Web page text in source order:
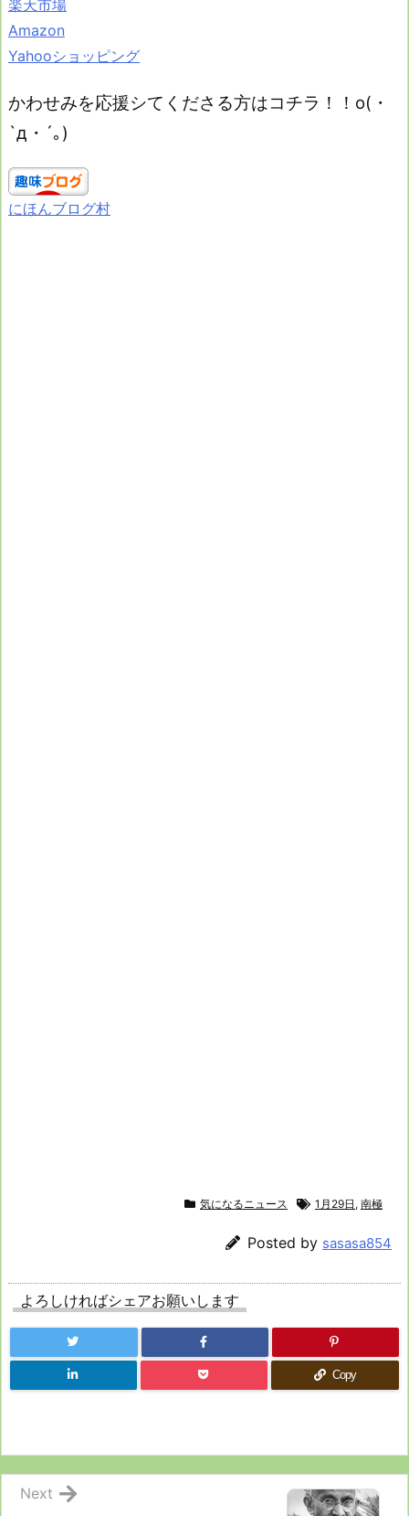
楽天市場
Amazon
Yahooショッピング
かわせみを応援シてくださる方はコチラ！！o(・
`д・´｡)
にほんブログ村
気になるニュース 1月29日 , 南極
Posted by sasasa854
よろしければシェアお願いします
Copy
Next